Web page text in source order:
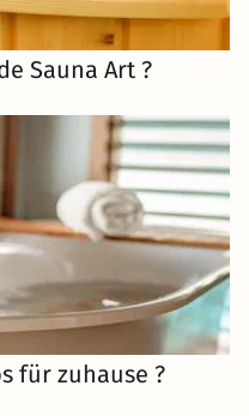
Sauna Art ?
für zuhause ?